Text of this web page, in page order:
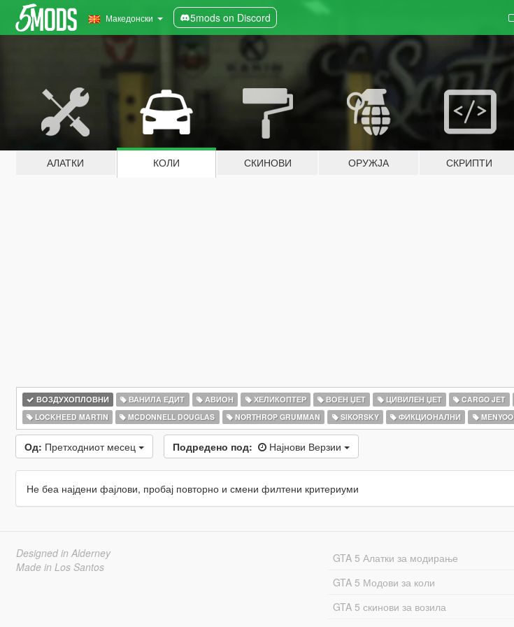
Македонски 5mods on Discord
АЛАТКИ КОЛИ СКИНОВИ ОРУЖЈА СКРИПТИ
ВОЗДУХОПЛОВНИ ВАНИЛА ЕДИТ АВИОН ХЕЛИКОПТЕР ВОЕН ЏЕТ ЦИВИЛЕН ЏЕТ CARGO JET
LOCKHEED MARTIN
MCDONNELL DOUGLAS NORTHROP GRUMMAN SIKORSKY ФИКЦИОНАЛНИ MENYOO
Од: Претходниот месец Подредено под: Најнови Верзии
Не беа најдени фајлови, пробај повторно и смени филтени критериуми
Designed in Alderney
Made in Los Santos
GTA 5 Алатки за модирање
GTA 5 Модови за коли
GTA 5 скинови за возила